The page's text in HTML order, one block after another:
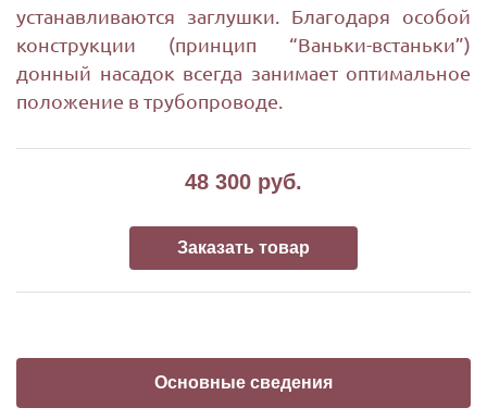
устанавливаются заглушки. Благодаря особой
конструкции (принцип “Ваньки-встаньки”)
донный насадок всегда занимает оптимальное
положение в трубопроводе.
48 300 руб.
Заказать товар
Основные сведения